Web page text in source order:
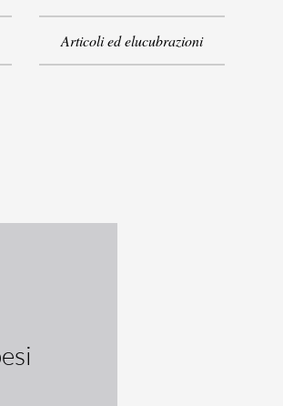
Articoli ed elucubrazioni